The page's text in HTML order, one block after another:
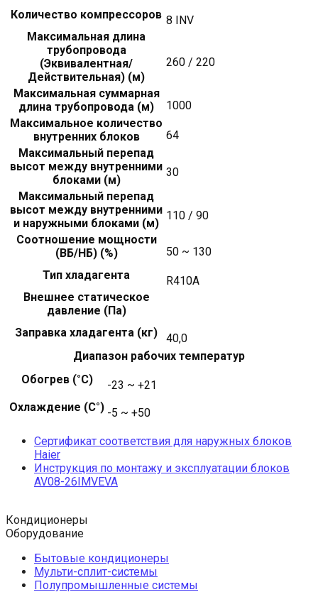
Количество компрессоров 8 INV
Максимальная длина
трубопровода
(Эквивалентная/
Действительная) (м)
260 / 220
Максимальная суммарная
длина трубопровода (м)
1000
Максимальное количество
внутренних блоков
64
Максимальный перепад
высот между внутренними
блоками (м)
30
Максимальный перепад
высот между внутренними
и наружными блоками (м)
110 / 90
Соотношение мощности
(ВБ/НБ) (%)
50 ~ 130
Тип хладагента
R410A
Внешнее статическое
давление (Па)
Заправка хладагента (кг)
40,0
Диапазон рабочих температур
Обогрев (°С)
-23 ~ +21
Охлаждение (С°) -5 ~ +50
Сертификат соответствия для наружных блоков
Haier
Инструкция по монтажу и эксплуатации блоков
AV08-26IMVEVA
Кондиционеры
Оборудование
Бытовые кондиционеры
Мульти-сплит-системы
Полупромышленные системы